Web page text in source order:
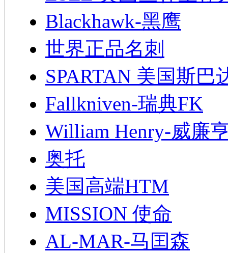
Blackhawk-黑鹰
世界正品名刺
SPARTAN 美国斯巴
Fallkniven-瑞典FK
William Henry-威廉
奥托
美国高端HTM
MISSION 使命
AL-MAR-马囯森